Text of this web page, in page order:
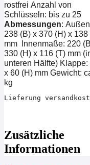
rostfrei Anzahl von
Schlüsseln: bis zu 25
Abmessungen:
238 (B) x 370 (H) x 138
mm
Innenmaße: 220
330 (H) x 116 (T) mm
unteren Hälfte) Klappe:
x 60 (H) mm Gewicht:
kg
Lieferung
Zusätzliche
Informationen